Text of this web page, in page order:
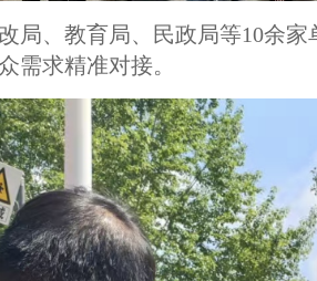
局、教育局、民政局等10余
需求精准对接。